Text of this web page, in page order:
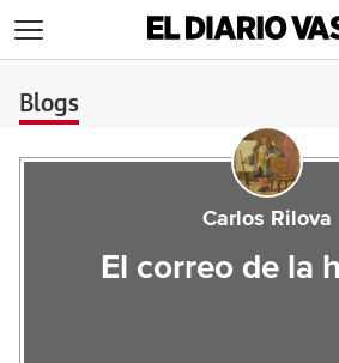
Blogs
Carlos Rilova
El correo de la